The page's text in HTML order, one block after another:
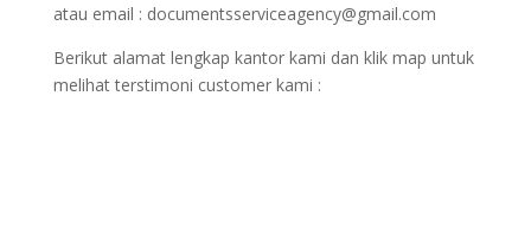
atau email : documentsserviceagency@gmail.com
Berikut alamat lengkap kantor kami dan klik map untuk
melihat terstimoni customer kami :